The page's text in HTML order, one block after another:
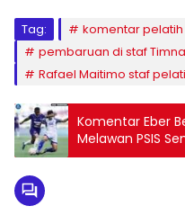
Tag:
komentar
pembaruan di staf
Rafael Maitimo staf
Komentar Eber
Melawan PSIS